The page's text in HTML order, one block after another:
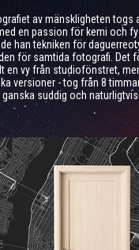
av mänskligheten togs
en passion för kemi och
han tekniken för
för samtida fotografi. Det
en vy från studiofönstret,
versioner - tog från 8
ganska suddig och